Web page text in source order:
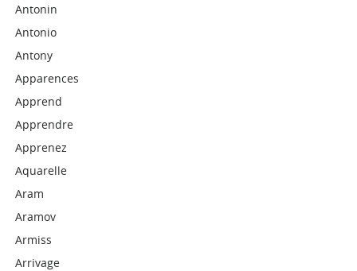
Antonin
Antonio
Antony
Apparences
Apprend
Apprendre
Apprenez
Aquarelle
Aram
Aramov
Armiss
Arrivage